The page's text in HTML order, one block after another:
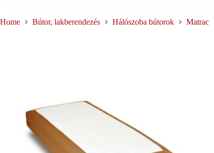
Home Bútor, lakberendezés Hálószoba bútorok Matrac